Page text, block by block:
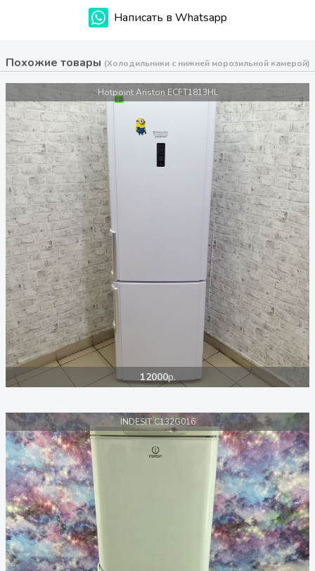
Написать в Whatsapp
Похожие товары (Холодильники с нижней морозильной камерой)
Hotpoint Ariston ECFT1813HL
12000р.
INDESIT C132G016